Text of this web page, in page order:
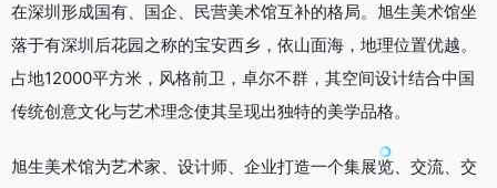
在深圳形成国有、国企、民营美术馆互补的格局。旭生美术馆坐
落于有深圳后花园之称的宝安西乡，依山面海，地理位置优越。
占地12000平方米，风格前卫，卓尔不群，其空间设计结合中国
传统创意文化与艺术理念使其呈现出独特的美学品格。
旭生美术馆为艺术家、设计师、企业打造一个集展览、交流、交